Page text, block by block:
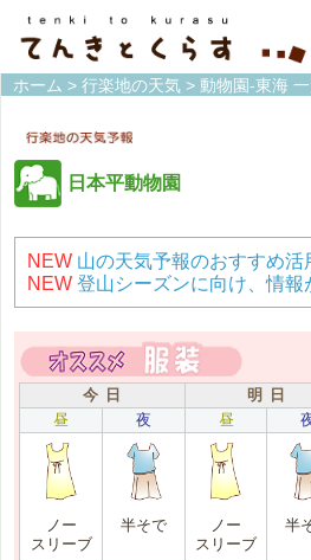
ホーム > 行楽地の天気 > 動物園-東海
日本平動物園
NEW 山の天気予報のおすすめ活
NEW 登山シーズンに向け、情報
今 日
明 日
昼
夜 昼
ノー
スリーブ
半そで
ノー
スリーブ
半